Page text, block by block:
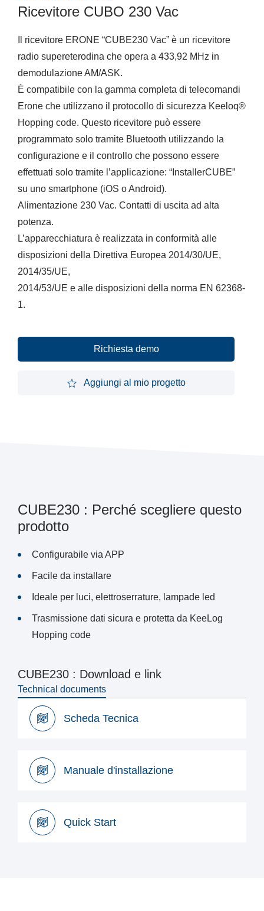
Ricevitore CUBO 230 Vac
Il ricevitore ERONE “CUBE230 Vac” è un ricevitore
radio supereterodina che opera a 433,92 MHz in
demodulazione AM/ASK.
È compatibile con la gamma completa di telecomandi
Erone che utilizzano il protocollo di sicurezza Keeloq®
Hopping code. Questo ricevitore può essere
programmato solo tramite Bluetooth utilizzando la
configurazione e il controllo che possono essere
effettuati solo tramite l’applicazione: “InstallerCUBE”
su uno smartphone (iOS o Android).
Alimentazione 230 Vac. Contatti di uscita ad alta
potenza.
L’apparecchiatura è realizzata in conformità alle
disposizioni della Direttiva Europea 2014/30/UE,
2014/35/UE,
2014/53/UE e alle disposizioni della norma EN 62368-
1.
Richiesta demo
Aggiungi al mio progetto
CUBE230 : Perché scegliere questo
prodotto
Configurabile via APP
Facile da installare
Ideale per luci, elettroserrature, lampade led
Trasmissione dati sicura e protetta da KeeLog
Hopping code
CUBE230 : Download e link
Technical documents
Scheda Tecnica
Manuale d'installazione
Quick Start